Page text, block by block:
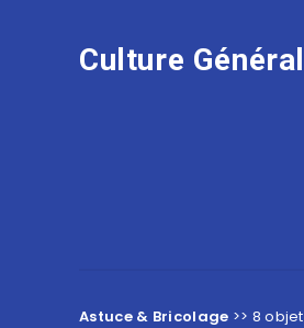
Culture
Astuce & Bricolage >> 8